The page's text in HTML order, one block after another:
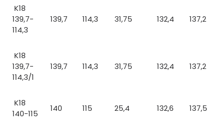
K18
139,7-
114,3
139,7 114,3 31,75 132,4 137,2
K18
139,7-
114,3/1
139,7 114,3 31,75 132,4 137,2
K18
140-115
140 115 25,4 132,6 137,5